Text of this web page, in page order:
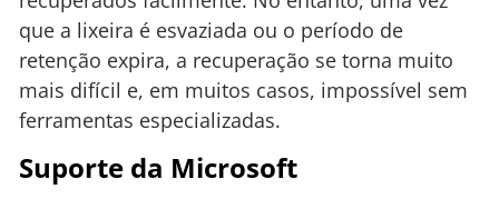
que a lixeira é esvaziada ou o período de
retenção expira, a recuperação se torna muito
mais difícil e, em muitos casos, impossível sem
ferramentas especializadas.
Suporte da Microsoft